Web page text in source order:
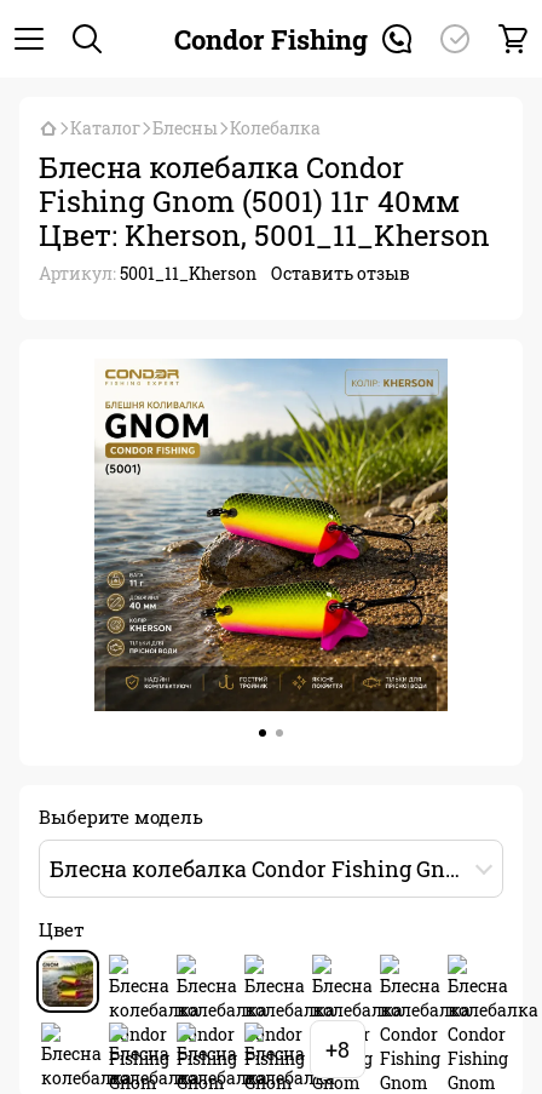
Condor Fishing
Каталог Блесны Колебалка
Блесна колебалка Condor
Fishing Gnom (5001) 11г 40мм
Цвет: Kherson, 5001_11_Kherson
Артикул:5001_11_Kherson Оставить отзыв
Выберите модель
Блесна колебалка Condor Fishing Gnom (5001) 11г 40мм Цвет: Kherson
Цвет
+8